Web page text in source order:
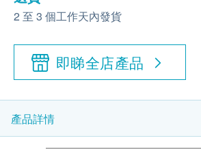
2 至 3 個工作天內發貨
即睇全店產品
產品詳情